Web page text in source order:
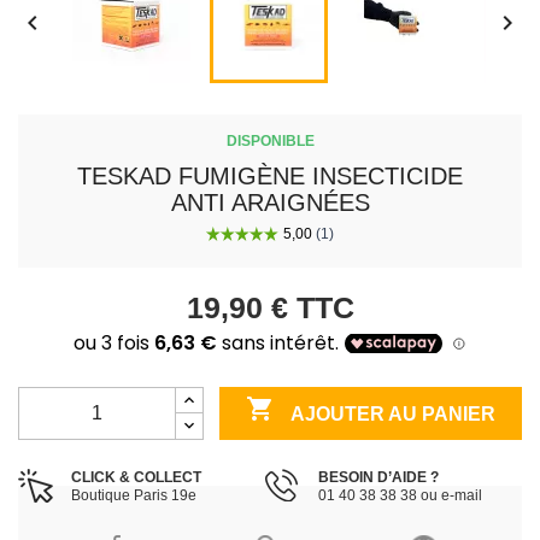
 
DISPONIBLE
TESKAD FUMIGÈNE INSECTICIDE
ANTI ARAIGNÉES
19,90 € TTC
 AJOUTER AU PANIER
CLICK & COLLECT
Boutique Paris 19e
BESOIN D’AIDE ?
01 40 38 38 38 ou e-mail